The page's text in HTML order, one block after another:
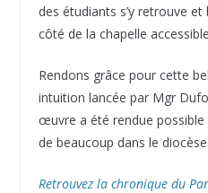
des étudiants s’y retrouve et
côté de la chapelle
Rendons grâce pour cette
intuition lancée par Mgr
œuvre a été rendue possible
de beaucoup dans le
Retrouvez la chronique du